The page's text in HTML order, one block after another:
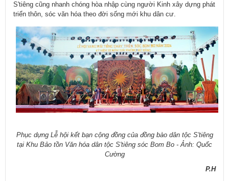
S'tiêng cũng nhanh chóng hòa nhập cùng người Kinh xây dựng phát
triển thôn, sóc văn hóa theo đời sống mới khu dân cư.
Phục dựng Lễ hội kết bạn cộng đồng của đồng bào dân tộc S'tiêng
tại Khu Bảo tồn Văn hóa dân tộc S'tiêng sóc Bom Bo - Ảnh: Quốc
Cường
P.H